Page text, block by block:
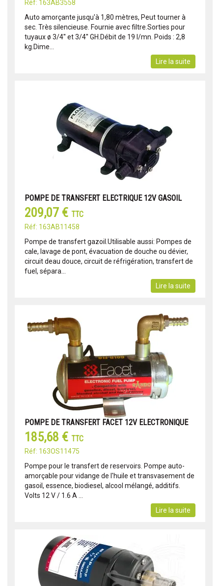
Réf: 163AB3558
Auto amorçante jusqu'à 1,80 mètres, Peut tourner à
sec. Très silencieuse. Fournie avec filtre.Sorties pour
tuyaux ø 3/4'' et 3/4'' GH.Débit de 19 l/mn. Poids : 2,8
kg.Dime...
Lire la suite
POMPE DE TRANSFERT ELECTRIQUE 12V GASOIL
209,07 € TTC
Réf: 163AB11458
Pompe de transfert gazoil.Utilisable aussi: Pompes de
cale, lavage de pont, évacuation de douche ou dévier,
circuit deau douce, circuit de réfrigération, transfert de
fuel, sépara...
Lire la suite
POMPE DE TRANSFERT FACET 12V ELECTRONIQUE
185,68 € TTC
Réf: 163OS11475
Pompe pour le transfert de reservoirs. Pompe auto-
amorçable pour vidange de l'huile et transvasement de
gasoil, essence, biodiesel, alcool mélangé, additifs.
Volts 12 V / 1.6 A ...
Lire la suite